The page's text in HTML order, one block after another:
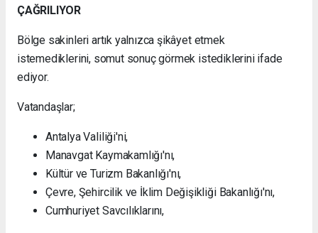
ÇAĞRILIYOR
Bölge sakinleri artık yalnızca şikâyet etmek
istemediklerini, somut sonuç görmek istediklerini ifade
ediyor.
Vatandaşlar;
Antalya Valiliği'ni,
Manavgat Kaymakamlığı'nı,
Kültür ve Turizm Bakanlığı'nı,
Çevre, Şehircilik ve İklim Değişikliği Bakanlığı'nı,
Cumhuriyet Savcılıklarını,